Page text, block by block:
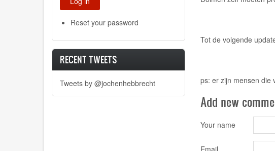
Reset your password
RECENT TWEETS
Tweets by @jochenhebbrecht
Tot de volgende
ps: er zijn mensen die
Add new
Your name